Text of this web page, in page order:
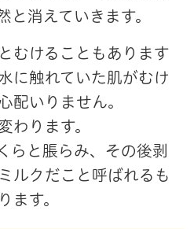
と消えていきます。
むけることもあります
に触れていた肌がむけ
配いりません。
わります。
らと脹らみ、その後剥
ルクだこと呼ばれるも
ます。